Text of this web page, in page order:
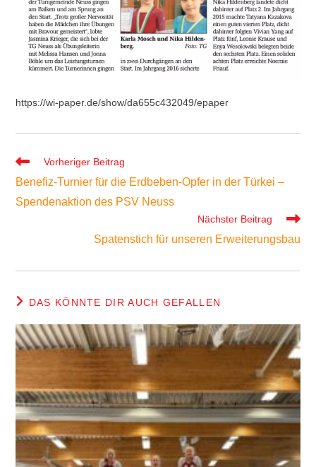
https://wi-paper.de/show/da655c432049/epaper
Weitere
ansehen
Vorheriger Beitrag
Benefiz-Turnier für die Erdbeben-Opfer in der Türkei –
Spendenaktion des PSV Neuss
Nächster Beitrag
Spatenstich für unseren Erweiterungsbau
DAS KÖNNTE DIR AUCH GEFALLEN